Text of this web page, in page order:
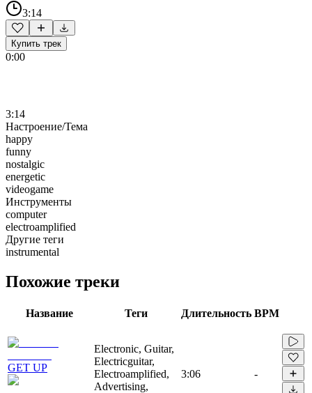
3:14
Купить трек
0:00
3:14
Настроение/Тема
happy
funny
nostalgic
energetic
videogame
Инструменты
computer
electroamplified
Другие теги
instrumental
Похожие треки
Название Теги Длительность BPM
GET UP
Electronic, Guitar,
Electricguitar,
Electroamplified,
Advertising,
3:06 -